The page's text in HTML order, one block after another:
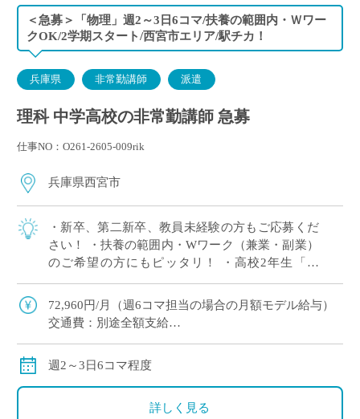
＜急募＞「物理」週2～3日6コマ/扶養の範囲内・Ｗワー
クOK/2学期スタート/西宮市エリア/駅チカ！
兵庫県 非常勤講師 派遣
理科 中学高校の非常勤講師 急募
仕事NO：O261-2605-009rik
兵庫県西宮市
・新卒、第二新卒、教員未経験の方もご応募くだ
さい！ ・扶養の範囲内・Wワーク（兼業・副業）
のご希望の方にもピッタリ！ ・高校2年生「物
学期スタート ・兵庫県西宮市エリ […]
72,960円/月（週6コマ担当の場合の月額モデル給与）
交通費：別途全額支給
算になります
週2～3日6コマ程度
詳しく見る